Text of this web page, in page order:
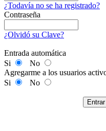
¿Todavía no se ha registrado?
Contraseña
¿Olvidó su Clave?
Entrada automática
Si
No
Agregarme a los usuarios
Si
No